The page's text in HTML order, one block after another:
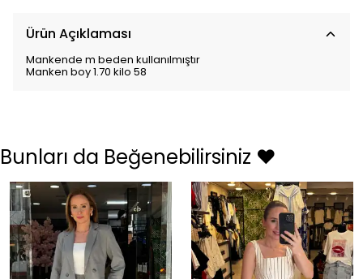
Ürün Açıklaması
Mankende m beden kullanılmıştır
Manken boy 1.70 kilo 58
Bunları da Beğenebilirsiniz ❤️